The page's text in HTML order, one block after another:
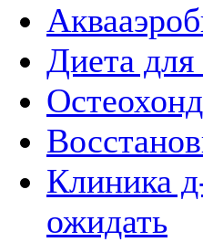
Диета для
Клиника
ожидать